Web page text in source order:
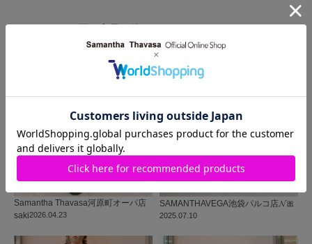
2026.04.23
Samantha Thavasa河原町オーパ店
saki
2025.07.10
SAMANTHAVEGA池袋パルコ店𝓝🎀